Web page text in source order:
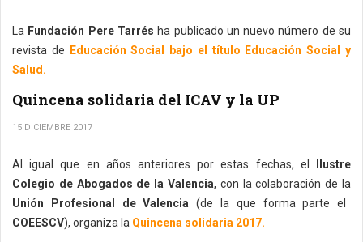
La Fundación Pere Tarrés ha publicado un nuevo número de su
revista de
Educación Social bajo el título Educación Social y
Salud.
Quincena solidaria del ICAV y la UP
15 DICIEMBRE 2017
Al igual que en años anteriores por estas fechas, el
Ilustre
Colegio de Abogados de la Valencia, con la colaboración de la
Unión Profesional de Valencia(de la que forma parte el
COEESCV), organiza la Quincena solidaria 2017.